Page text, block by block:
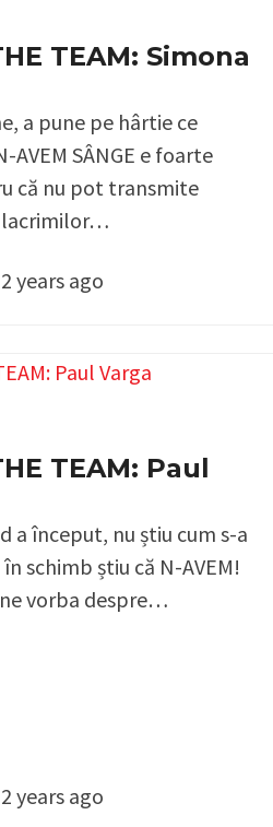
TEAM: Simona
a pune pe hârtie ce
AVEM SÂNGE e foarte
că nu pot transmite
lacrimilor…
years ago
TEAM: Paul
a început, nu știu cum s-a
schimb știu că N-AVEM!
vorba despre…
years ago